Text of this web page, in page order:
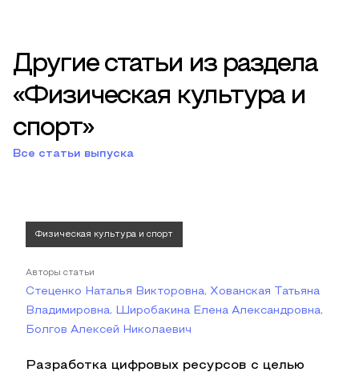
Другие статьи из раздела
«Физическая культура и
спорт»
Все статьи выпуска
Физическая культура и спорт
Авторы статьи
Стеценко Наталья Викторовна, Хованская Татьяна
Владимировна, Широбакина Елена Александровна,
Болгов Алексей Николаевич
Разработка цифровых ресурсов с целью